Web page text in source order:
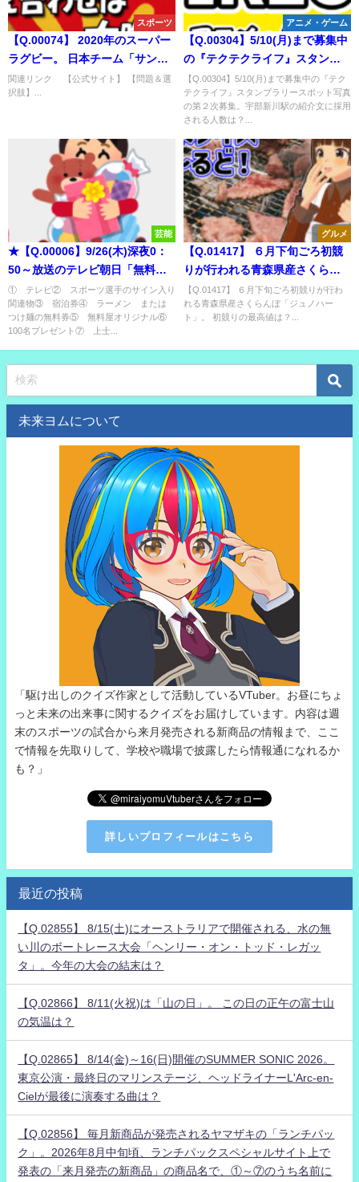
スポーツ
【Q.00074】 2020年のスーパー
ラグビー。 日本チーム「サンウ
ルブズ」の成績は？
関連リンク 【公式サイト】 【問題＆選
択肢】...
アニメ・ゲーム
【Q.00304】5/10(月)まで募集中
の『テクテクライフ』スタンプ
ラリースポット写真の第２次募
集。宇部新川駅の紹介文に採用
される人数は？
【Q.00304】5/10(月)まで募集中の『テク
テクライフ』スタンプラリースポット写真
の第２次募集。宇部新川駅の紹介文に採用
される人数は？...
芸能
★【Q.00006】9/26(木)深夜0：
50～放送のテレビ朝日「無料
屋」。 番組中でプレゼントされ
る商品のうち、 ①～⑦で最初に
出てくる種類の商品は？
① テレビ② スポーツ選手のサイン入り
関連物③ 宿泊券④ ラーメン または
つけ麺の無料券⑤ 無料屋オリジナル⑥
100名プレゼント⑦ 上士...
グルメ
【Q.01417】 ６月下旬ごろ初競
りが行われる青森県産さくらん
ぼ「ジュノハート」。 初競りの
最高値は？
【Q.01417】 ６月下旬ごろ初競りが行わ
れる青森県産さくらんぼ「ジュノハー
ト」。 初競りの最高値は？...
未来ヨムについて
「駆け出しのクイズ作家として活動しているVTuber。お昼にちょ
っと未来の出来事に関するクイズをお届けしています。内容は週
末のスポーツの試合から来月発売される新商品の情報まで、ここ
で情報を先取りして、学校や職場で披露したら情報通になれるか
も？」
詳しいプロフィールはこちら
最近の投稿
【Q.02855】 8/15(土)にオーストラリアで開催される、水の無
い川のボートレース大会「ヘンリー・オン・トッド・レガッ
タ」。今年の大会の結末は？
【Q.02866】 8/11(火祝)は「山の日」。 この日の正午の富士山
の気温は？
【Q.02865】 8/14(金)～16(日)開催のSUMMER SONIC 2026。
東京公演・最終日のマリンステージ、ヘッドライナーL'Arc-en-
Cielが最後に演奏する曲は？
【Q.02856】 毎月新商品が発売されるヤマザキの「ランチパッ
ク」。2026年8月中旬頃、ランチパックスペシャルサイト上で
発表の「来月発売の新商品」の商品名で、①～⑦のうち名前に